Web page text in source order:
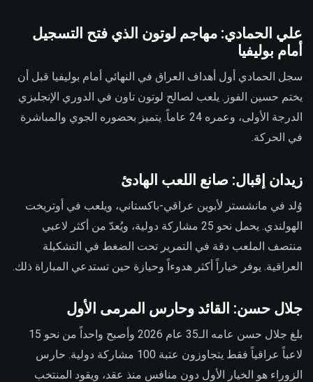
علي الحمادي: مهاجم لوتون الذي فتح التسجيل
أمام بوليفيا
سجل الحمادي أول أهداف العراق في النهائي أمام بوليفيا قبل أن
يختم حسين الفوز. يلعب لصالح لوتون تاون في الدوري الإنجليزي
الدرجة الأولى، وعمره 24 عاماً. يتميز بحضوره الجوي والمباشرة
في الحركة.
زيدان إقبال: صانع اللعب الهادئ
وُلد في مانشستر لأبوين عراقي-باكستاني، ويلعب في أوتريخت
الهولندي. يحمل نحو 25 مشاركة دولية، ويُعدّ من أكثر لاعبي
منتصف الملعب دقة في التمرير تحت الضغط في التشكيلة
العراقية. يوفر خياراً أكثر هدوءاً وحيازة حين تستدعي المباراة ذلك.
جلال حسن: القائد وحارس المرمى الأول
بلغ جلال حسن عامه الـ35 عام 2026 وأصبح واحداً من نحو 15
لاعباً عراقياً فقط يتجاوزون عتبة 100 مشاركة دولية. حارس
الزوراء هو الخيار الأول دون منافس منذ عقد، ويقود المنتخب